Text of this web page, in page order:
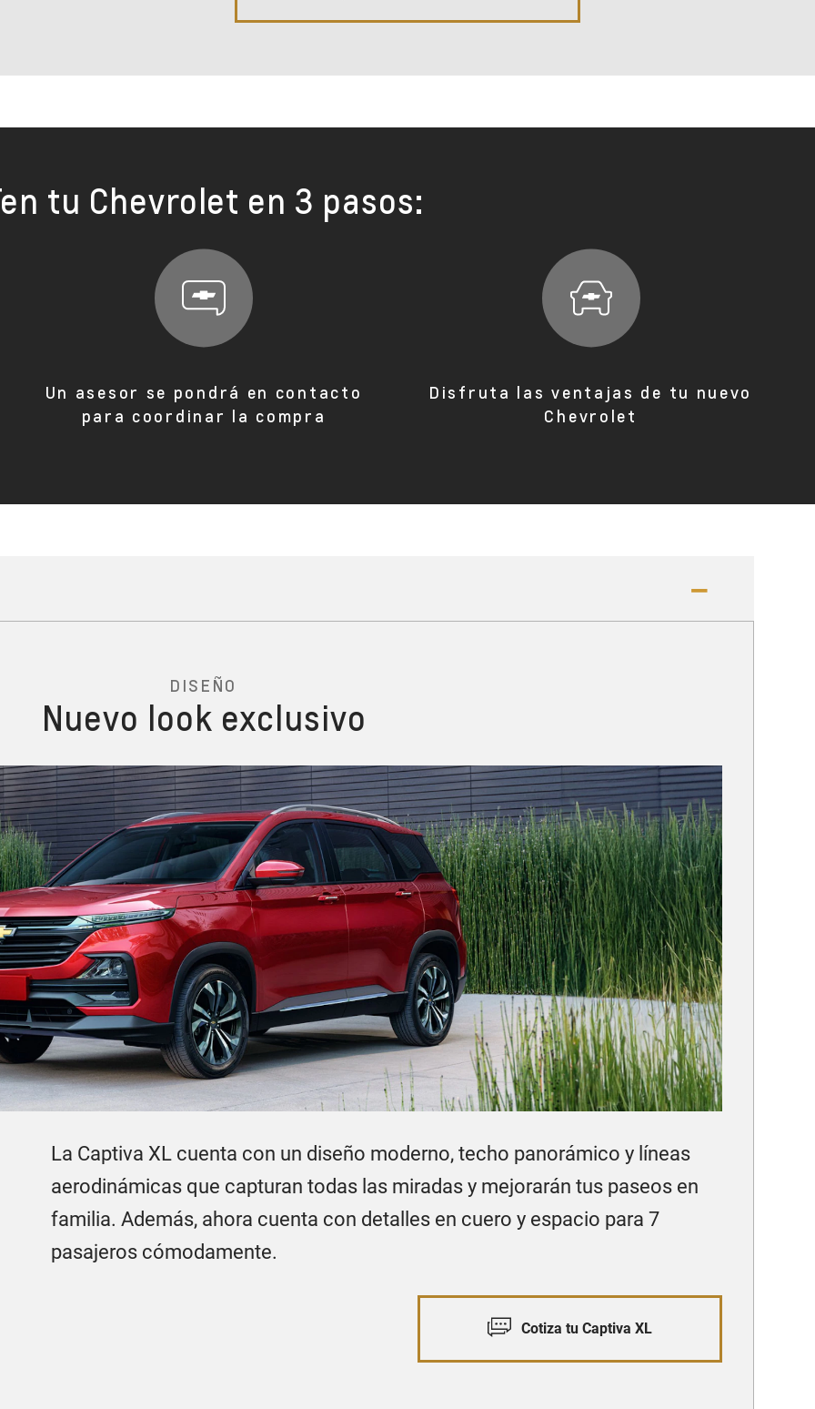
tu Chevrolet en 3 pasos:
Un asesor se pondrá en contacto
para coordinar la compra
Disfruta las ventajas de tu nuevo
Chevrolet
DISEÑO
Nuevo look exclusivo
La Captiva XL cuenta con un diseño moderno, techo panorámico y líneas
aerodinámicas que capturan todas las miradas y mejorarán tus paseos en
familia. Además, ahora cuenta con detalles en cuero y espacio para 7
pasajeros cómodamente.
Cotiza tu Captiva XL